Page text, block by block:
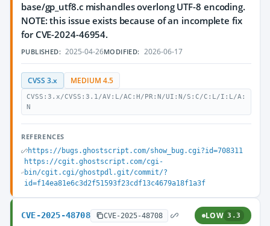
base/gp_utf8.c mishandles overlong UTF-8 encoding.
NOTE: this issue exists because of an incomplete fix
for CVE-2024-46954.
PUBLISHED: 2025-04-26MODIFIED: 2026-06-17
CVSS 3.x MEDIUM 4.5
CVSS:3.x/CVSS:3.1/AV:L/AC:H/PR:N/UI:N/S:C/C:L/I:L/A:
N
REFERENCES
https://bugs.ghostscript.com/show_bug.cgi?id=708311
https://cgit.ghostscript.com/cgi-
bin/cgit.cgi/ghostpdl.git/commit/?
id=f14ea81e6c3d2f51593f23cdf13c4679a18f1a3f
CVE-2025-48708 CVE-2025-48708 LOW 3.3